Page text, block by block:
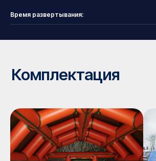
Время развертывания:
Проекты с этим товаром